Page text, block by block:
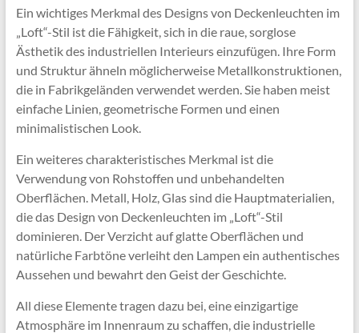
Ein wichtiges Merkmal des Designs von Deckenleuchten im
„Loft“-Stil ist die Fähigkeit, sich in die raue, sorglose
Ästhetik des industriellen Interieurs einzufügen. Ihre Form
und Struktur ähneln möglicherweise Metallkonstruktionen,
die in Fabrikgeländen verwendet werden. Sie haben meist
einfache Linien, geometrische Formen und einen
minimalistischen Look.
Ein weiteres charakteristisches Merkmal ist die
Verwendung von Rohstoffen und unbehandelten
Oberflächen. Metall, Holz, Glas sind die Hauptmaterialien,
die das Design von Deckenleuchten im „Loft“-Stil
dominieren. Der Verzicht auf glatte Oberflächen und
natürliche Farbtöne verleiht den Lampen ein authentisches
Aussehen und bewahrt den Geist der Geschichte.
All diese Elemente tragen dazu bei, eine einzigartige
Atmosphäre im Innenraum zu schaffen, die industrielle